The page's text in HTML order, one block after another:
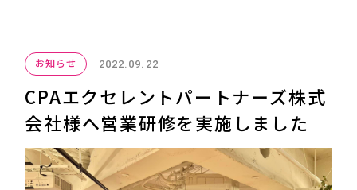
お知らせ 2022.09.22
CPAエクセレントパートナーズ株式
会社様へ営業研修を実施しました